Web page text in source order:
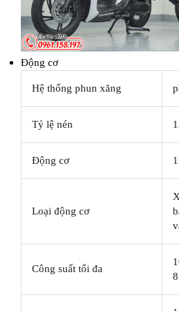
Động cơ
Hệ thống phun xăng
Tỷ lệ nén
Động cơ
Loại động cơ
Công suất tối đa